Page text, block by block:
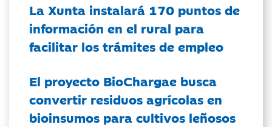
La Xunta instalará 170 puntos de
información en el rural para
facilitar los trámites de empleo
El proyecto BioChargae busca
convertir residuos agrícolas en
bioinsumos para cultivos leñosos